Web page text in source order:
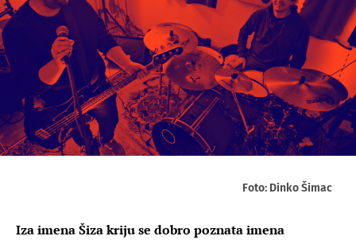
Foto: Dinko Šimac
Iza imena Šiza kriju se dobro poznata imena